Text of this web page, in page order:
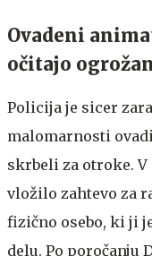
Ovadeni
očitajo
Policija je sicer
malomarnosti
skrbeli za otroke.
vložilo zahtevo za
fizično osebo, ki ji
delu. Po poročanju